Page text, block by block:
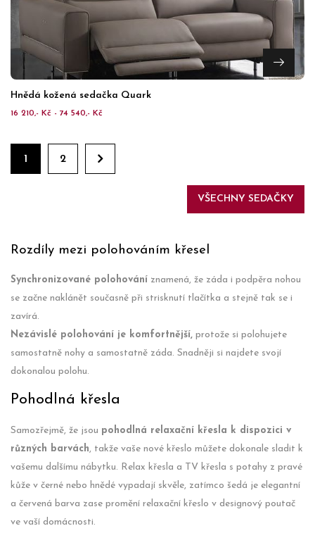
Hnědá kožená sedačka Quark
16 210,- Kč - 74 540,- Kč
1 2
VŠECHNY SEDAČKY
Rozdíly mezi polohováním křesel
Synchronizované polohování znamená, že záda i podpěra nohou
se začne naklánět současně při strisknutí tlačítka a stejně tak se i
zavírá.
Nezávislé polohování je komfortnější, protože si polohujete
samostatně nohy a samostatně záda. Snadněji si najdete svojí
dokonalou polohu.
Pohodlná křesla
Samozřejmě, že jsou pohodlná relaxační křesla k dispozici v
různých barvách, takže vaše nové křeslo můžete dokonale sladit k
vašemu dalšímu nábytku. Relax křesla a TV křesla s potahy z pravé
kůže v černé nebo hnědé vypadají skvěle, zatímco šedá je elegantní
a červená barva zase promění relaxační křeslo v designový poutač
ve vaší domácnosti.